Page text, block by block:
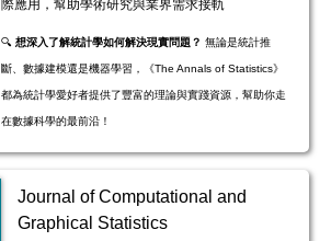
際應用，幫助學術研究與業界需求接軌
🔍 想深入了解統計學如何解決現實問題？ 無論是統計推
斷、數據建模還是機器學習，《The Annals of Statistics》
都為統計學愛好者提供了豐富的理論與實踐資源，幫助你走
在數據科學的最前沿！
Journal of Computational and
Graphical Statistics